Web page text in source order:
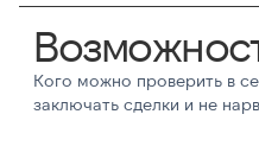
Кого можно проверить в
заключать сделки и не